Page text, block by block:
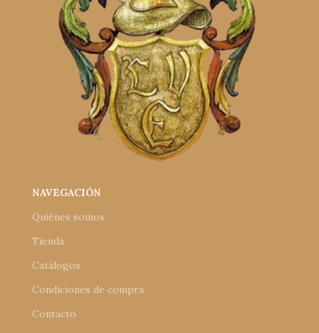
NAVEGACIÓN
Quiénes somos
Tienda
Catálogos
Condiciones de compra
Contacto